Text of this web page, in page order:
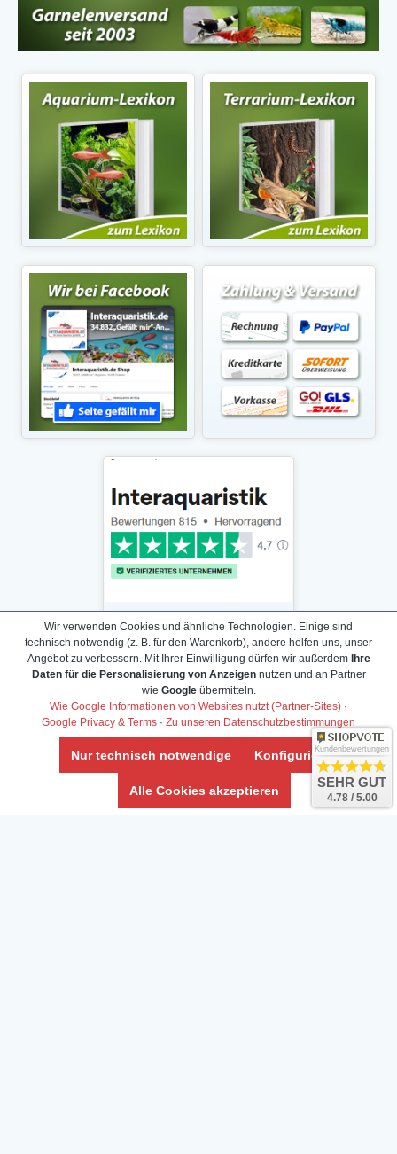
Daten­schutz­erklärung
Widerrufs­recht /Widerrufs­formular
AGB & Info
Impressum
Umwelt und Entsorgung
Vertrag widerrufen
Wir verwenden Cookies und ähnliche Technologien. Einige sind
technisch notwendig (z. B. für den Warenkorb), andere helfen uns, unser
Angebot zu verbessern. Mit Ihrer Einwilligung dürfen wir außerdem Ihre
Daten für die Personalisierung von Anzeigennutzen und an Partner
wie Googleübermitteln.
Wie Google Informationen von Websites nutzt (Partner-Sites) ·
Google Privacy & Terms · Zu unseren Datenschutzbestimmungen
Nur technisch notwendige Konfigurieren
Alle Cookies akzeptieren
Kundenbewertungen
SEHR GUT
4.78 / 5.00